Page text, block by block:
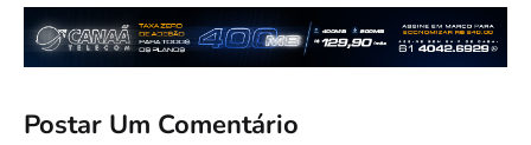
Postar Um Comentário